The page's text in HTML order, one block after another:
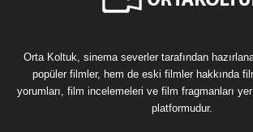
Orta Koltuk, sinema severler tarafından
popüler filmler, hem de eski filmler hakkında
yorumları, film incelemeleri ve film fragmanları
platformudur.